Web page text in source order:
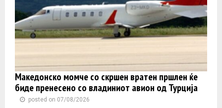
Македонско момче со скршен вратен пршлен ќе
биде пренесено со владиниот авион од Турција
posted on 07/08/2026